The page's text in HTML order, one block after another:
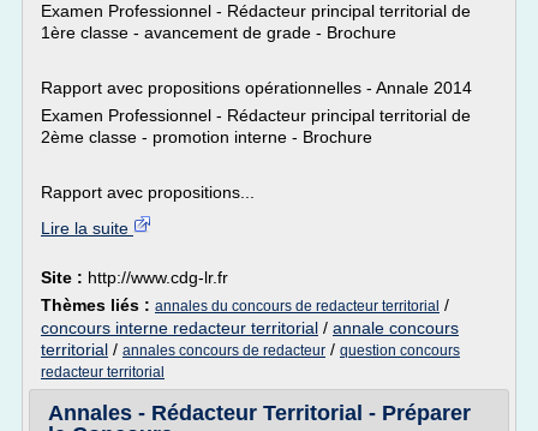
Examen Professionnel - Rédacteur principal territorial de
1ère classe - avancement de grade - Brochure
Rapport avec propositions opérationnelles - Annale 2014
Examen Professionnel - Rédacteur principal territorial de
2ème classe - promotion interne - Brochure
Rapport avec propositions...
Lire la suite
Site : http://www.cdg-lr.fr
Thèmes liés : annales du concours de redacteur territorial /
concours interne redacteur territorial / annale concours
territorial / annales concours de redacteur / question concours
redacteur territorial
Annales - Rédacteur Territorial - Préparer